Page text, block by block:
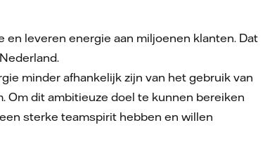
leveren energie aan miljoenen klanten. Dat
minder afhankelijk zijn van het gebruik van
Om dit ambitieuze doel te kunnen bereiken
sterke teamspirit hebben en willen